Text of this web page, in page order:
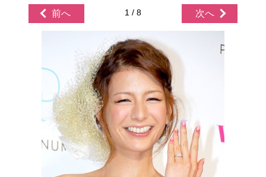
前へ 1 / 8 次へ